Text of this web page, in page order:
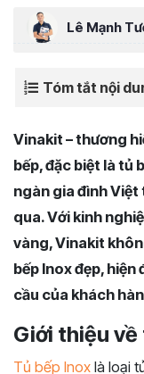
Lê Mạnh
Tóm tắt nội
Vinakit – thương
bếp, đặc biệt là tủ
ngàn gia đình Việt
qua. Với kinh
vàng, Vinakit
bếp Inox đẹp, hiện
cầu của khách
Giới thiệu
Tủ bếp Inox là loại